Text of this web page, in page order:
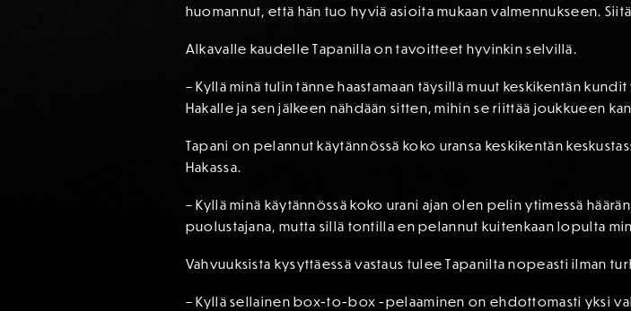
huomannut, että hän tuo hyviä asioita mukaan valmennukseen.
Alkavalle kaudelle Tapanilla on tavoitteet hyvinkin selvillä.
– Kyllä minä tulin tänne haastamaan täysillä muut keskikentän
Hakalle ja sen jälkeen nähdään sitten, mihin se riittää joukkueen
Tapani on pelannut käytännössä koko uransa keskikentän
Hakassa.
– Kyllä minä käytännössä koko urani ajan olen pelin ytimessä
puolustajana, mutta sillä tontilla en pelannut kuitenkaan lopulta
Vahvuuksista kysyttäessä vastaus tulee Tapanilta nopeasti ilman
– Kyllä sellainen box-to-box -pelaaminen on ehdottomasti yksi